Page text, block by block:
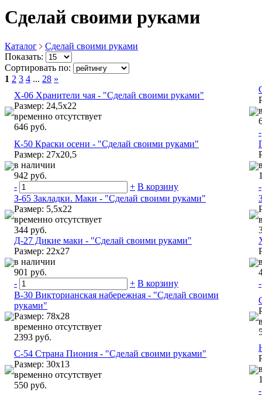
Сделай своими руками
Каталог
Сделай своими руками
Показать:
Сортировать по:
1 2 3 4 ... 28 »
Х-06 Хранители чая - "Сделай своими руками"
Размер: 24,5х22
временно отсутствует
646 руб.
-
К-50 Краски осени - "Сделай своими руками"
Размер: 27х20,5
в наличии
942 руб.
-
+ В корзину
-
З-65 Закладки. Маки - "Сделай своими руками"
Размер: 5,5х22
временно отсутствует
344 руб.
Д-27 Дикие маки - "Сделай своими руками"
Размер: 22х27
в наличии
901 руб.
-
+ В корзину
-
В-30 Викторианская набережная - "Сделай своими
руками"
Размер: 78х28
временно отсутствует
2393 руб.
С-54 Страна Пиония - "Сделай своими руками"
Размер: 30х13
временно отсутствует
550 руб.
-